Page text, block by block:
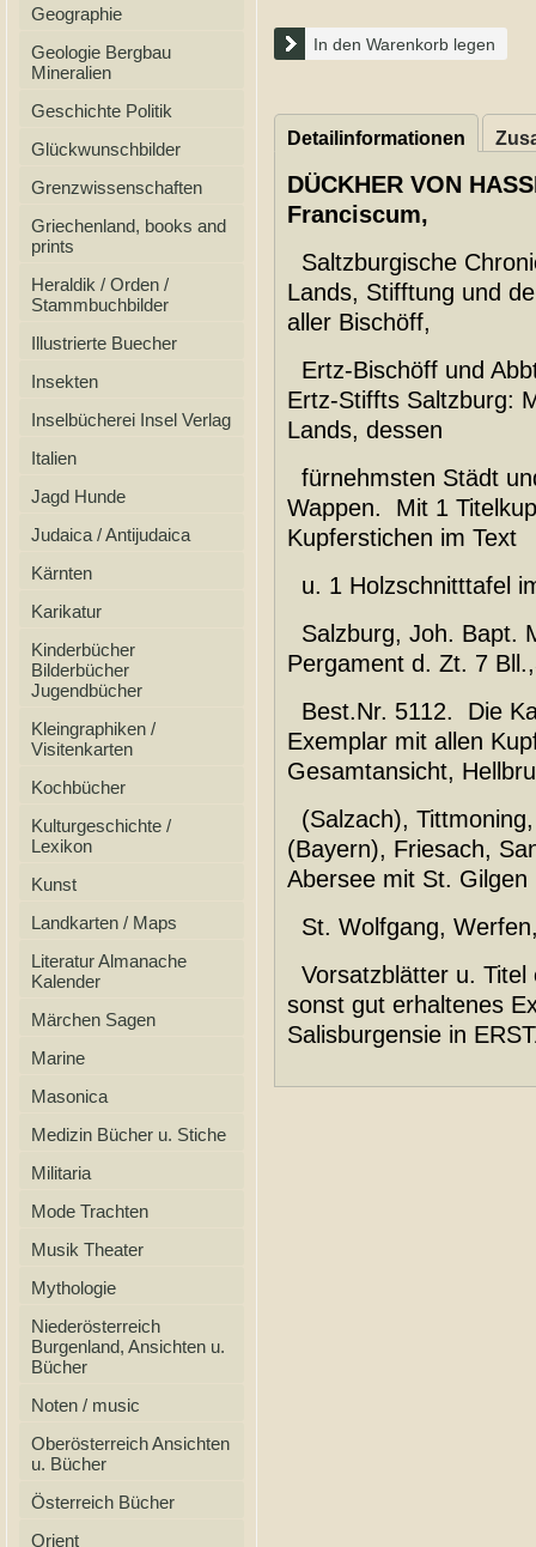
Geographie
Geologie Bergbau
Mineralien
Geschichte Politik
Glückwunschbilder
Grenzwissenschaften
Griechenland, books and
prints
Heraldik / Orden /
Stammbuchbilder
Illustrierte Buecher
Insekten
Inselbücherei Insel Verlag
Italien
Jagd Hunde
Judaica / Antijudaica
Kärnten
Karikatur
Kinderbücher
Bilderbücher
Jugendbücher
Kleingraphiken /
Visitenkarten
Kochbücher
Kulturgeschichte /
Lexikon
Kunst
Landkarten / Maps
Literatur Almanache
Kalender
Märchen Sagen
Marine
Masonica
Medizin Bücher u. Stiche
Militaria
Mode Trachten
Musik Theater
Mythologie
Niederösterreich
Burgenland, Ansichten u.
Bücher
Noten / music
Oberösterreich Ansichten
u. Bücher
Österreich Bücher
Orient
In den Warenkorb legen
Detailinformationen
DÜCKHER VON
Franciscum,
Saltzburgische
Lands, Stifftung und
aller Bischöff,
Ertz-Bischöff und
Ertz-Stiffts Saltzburg:
Lands, dessen
fürnehmsten Städt
Wappen. Mit 1
Kupferstichen im Text
u. 1 Holzschnitttafel
Salzburg, Joh. Bapt.
Pergament d. Zt. 7
Best.Nr. 5112. Die
Exemplar mit allen
Gesamtansicht,
(Salzach),
(Bayern), Friesach,
Abersee mit St. Gilgen
St. Wolfgang,
Vorsatzblätter u.
sonst gut erhaltenes
Salisburgensie in